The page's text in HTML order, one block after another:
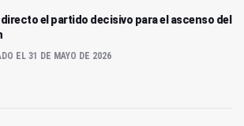
el partido decisivo para el ascenso del
EL 31 DE MAYO DE 2026